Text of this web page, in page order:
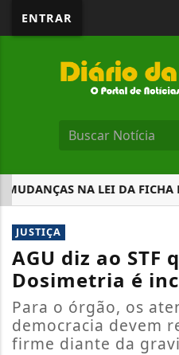
ENTRAR
NA LEI DA FICHA
EM ALTA
JUSTIÇA
AGU diz ao STF
Dosimetria é
Para o órgão, os
democracia devem
firme diante da